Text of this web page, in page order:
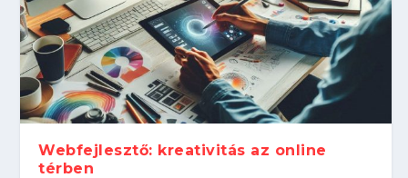
Kitalálod, mire használják ezeket a
gépeket?
Nem sikerült az egyetemi felvételi?
Tanulj szakmát!
Szoftverfejlesztő: verseny kódban –
amikor néhány sor program dönti el a
világversenyt...
Digitális detox – hogyan kapcsolódj ki
telefon nélkül?
Webfejlesztő: kreativitás az online
térben